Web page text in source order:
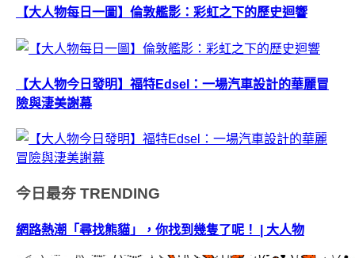
【大人物每日一圖】倫敦艦影：彩虹之下的歷史迴響
【大人物今日發明】福特Edsel：一場汽車設計的華麗冒
險與淒美謝幕
今日最夯 TRENDING
網路熱潮「尋找熊貓」，你找到幾隻了呢！ | 大人物